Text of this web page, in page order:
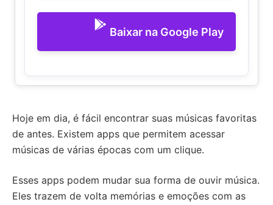
Baixar na Google Play
Hoje em dia, é fácil encontrar suas músicas favoritas
de antes. Existem apps que permitem acessar
músicas de várias épocas com um clique.
Esses apps podem mudar sua forma de ouvir música.
Eles trazem de volta memórias e emoções com as